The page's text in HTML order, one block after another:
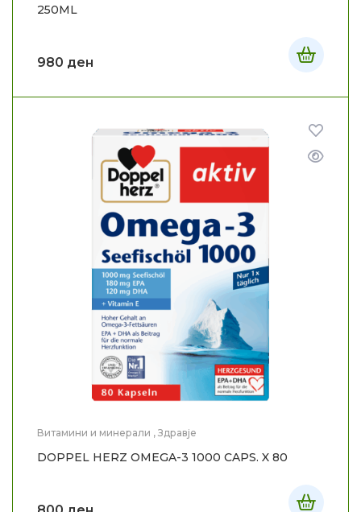
250ML
980 ден
Витамини и минерали , Здравје
DOPPEL HERZ OMEGA-3 1000 CAPS. X 80